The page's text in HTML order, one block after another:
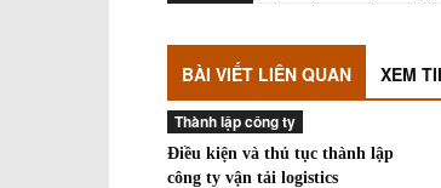
BÀI VIẾT LIÊN QUAN XEM
Thành lập công ty
Điều kiện và thủ tục thành lập
công ty vận tải logistics